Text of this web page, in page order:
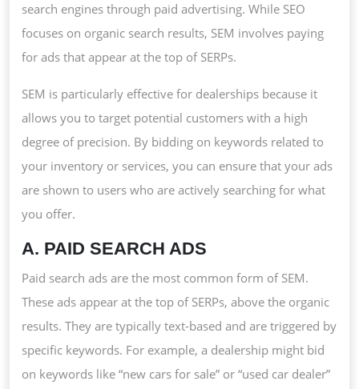
search engines through paid advertising. While SEO
focuses on organic search results, SEM involves paying
for ads that appear at the top of SERPs.
SEM is particularly effective for dealerships because it
allows you to target potential customers with a high
degree of precision. By bidding on keywords related to
your inventory or services, you can ensure that your ads
are shown to users who are actively searching for what
you offer.
A. PAID SEARCH ADS
Paid search ads are the most common form of SEM.
These ads appear at the top of SERPs, above the organic
results. They are typically text-based and are triggered by
specific keywords. For example, a dealership might bid
on keywords like “new cars for sale” or “used car dealer”